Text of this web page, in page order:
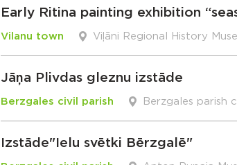
Early Ritina painting exhibition
Vilanu town Viļāni Regional History
Jāņa Plivdas gleznu izstāde
Berzgales civil parish Berzgales parish
Izstāde"Ielu svētki Bērzgalē"